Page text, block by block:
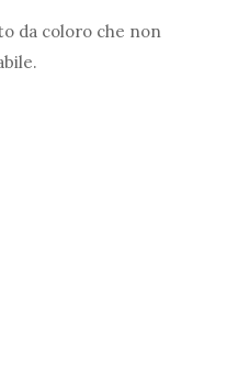
da coloro che non